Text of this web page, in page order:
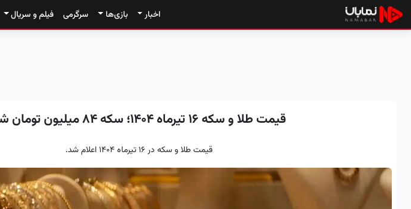
اخبار بازی‌ها سرگرمی فیلم و سریال
قیمت طلا و سکه ۱۶ تیرماه ۱۴۰۴؛ سکه ۸۴ میلیون تومان شد
قیمت طلا و سکه در ۱۶ تیرماه ۱۴۰۴ اعلام شد.